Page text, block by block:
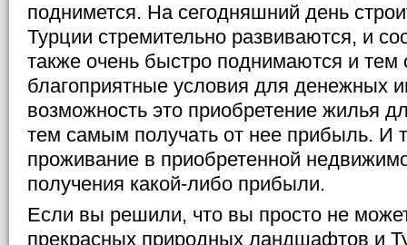
поднимется. На сегодняшний день
Турции стремительно развиваются, и
также очень быстро поднимаются и
благоприятные условия для денежных
возможность это приобретение жилья
тем самым получать от нее прибыль. И
проживание в приобретенной
получения какой-либо прибыли.
Если вы решили, что вы просто не
прекрасных природных ландшафтов и